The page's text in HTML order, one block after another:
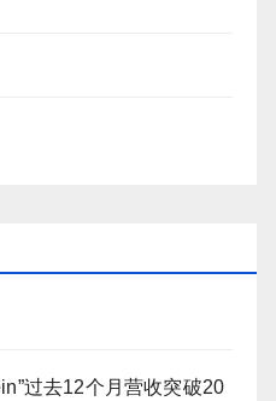
过去12个月营收突破20